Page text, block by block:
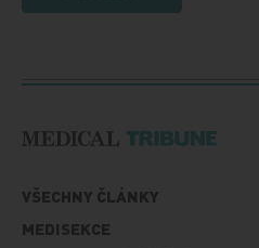
VŠECHNY ČLÁNKY
MEDISEKCE